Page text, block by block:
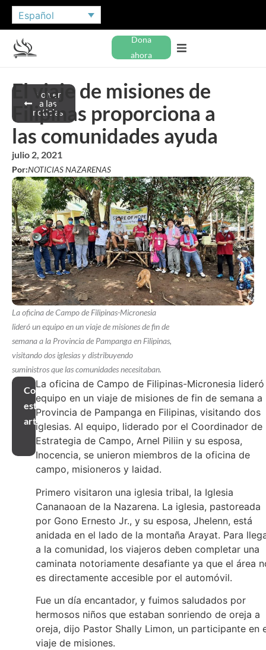
Español
Dona
ahora
Volver
a las
noticias
El viaje de misiones de
Filipinas proporciona a
las comunidades ayuda
julio 2, 2021
Por:NOTICIAS NAZARENAS
La oficina de Campo de Filipinas-Micronesia
lideró un equipo en un viaje de misiones de fin de
semana a la Provincia de Pampanga en Filipinas,
visitando dos iglesias y distribuyendo
suministros que las comunidades necesitaban.
Compartir
este
artículo
La oficina de Campo de Filipinas-Micronesia lideró
equipo en un viaje de misiones de fin de semana a
Provincia de Pampanga en Filipinas, visitando dos
iglesias. Al equipo, liderado por el Coordinador de
Estrategia de Campo, Arnel Piliin y su esposa,
Inocencia, se unieron miembros de la oficina de
campo, misioneros y laidad.
Primero visitaron una iglesia tribal, la Iglesia
Cananaoan de la Nazarena. La iglesia, pastoreada
por Gono Ernesto Jr., y su esposa, Jhelenn, está
anidada en el lado de la montaña Arayat. Para
a la comunidad, los viajeros deben completar una
caminata notoriamente desafiante ya que el área
es directamente accesible por el automóvil.
Fue un día encantador, y fuimos saludados por
hermosos niños que estaban sonriendo de oreja a
oreja, dijo Pastor Shally Limon, un participante en
viaje de misiones.